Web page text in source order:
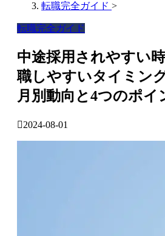
転職完全ガイド >
転職完全ガイド
中途採用されやすい
職しやすいタイミン
月別動向と4つのポイ
2024-08-01